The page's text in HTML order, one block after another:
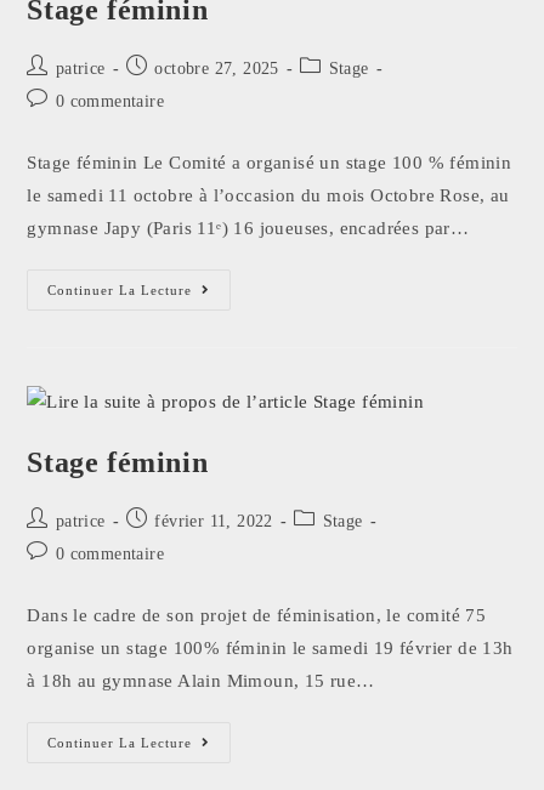
Stage féminin
patrice octobre 27, 2025
Stage
0 commentaire
Stage féminin Le Comité a organisé un stage 100 % féminin
le samedi 11 octobre à l’occasion du mois Octobre Rose, au
gymnase Japy (Paris 11ᵉ) 16 joueuses, encadrées par…
Continuer La Lecture
Stage féminin
patrice février 11, 2022
Stage
0 commentaire
Dans le cadre de son projet de féminisation, le comité 75
organise un stage 100% féminin le samedi 19 février de 13h
à 18h au gymnase Alain Mimoun, 15 rue…
Continuer La Lecture